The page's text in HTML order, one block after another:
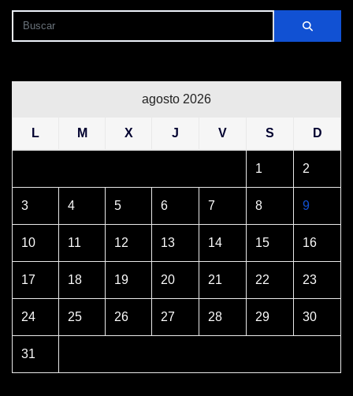
agosto 2026
L M X J V S D
1 2
3 4 5 6 7 8 9
10 11 12 13 14 15 16
17 18 19 20 21 22 23
24 25 26 27 28 29 30
31